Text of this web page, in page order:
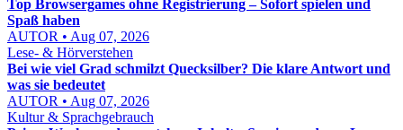
Top Browsergames ohne Registrierung – Sofort spielen und
Spaß haben
AUTOR • Aug 07, 2026
Lese- & Hörverstehen
Bei wie viel Grad schmilzt Quecksilber? Die klare Antwort und
was sie bedeutet
AUTOR • Aug 07, 2026
Kultur & Sprachgebrauch